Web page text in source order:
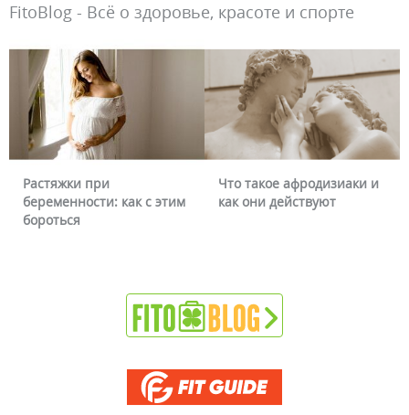
FitoBlog - Всё о здоровье, красоте и спорте
Растяжки при
беременности: как с этим
бороться
Что такое афродизиаки и
как они действуют